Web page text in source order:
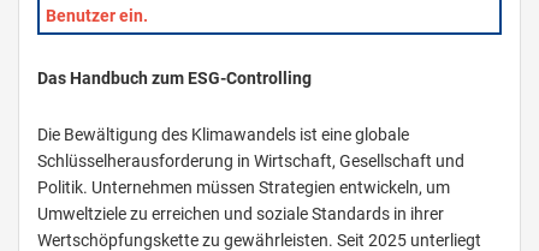
Benutzer ein.
Das Handbuch zum ESG-Controlling
Die Bewältigung des Klimawandels ist eine globale
Schlüsselherausforderung in Wirtschaft, Gesellschaft und
Politik. Unternehmen müssen Strategien entwickeln, um
Umweltziele zu erreichen und soziale Standards in ihrer
Wertschöpfungskette zu gewährleisten. Seit 2025 unterliegt